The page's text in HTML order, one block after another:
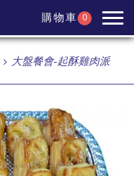
購物車 0
大盤餐會-起酥雞肉派